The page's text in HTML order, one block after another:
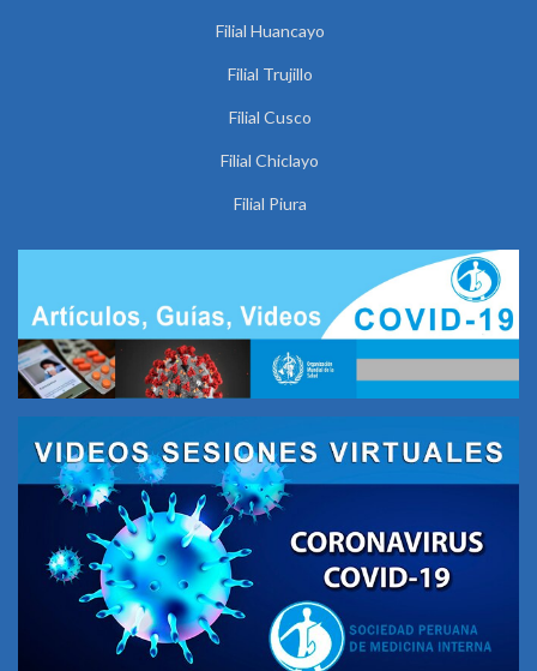
Filial Huancayo
Filial Trujillo
Filial Cusco
Filial Chiclayo
Filial Piura